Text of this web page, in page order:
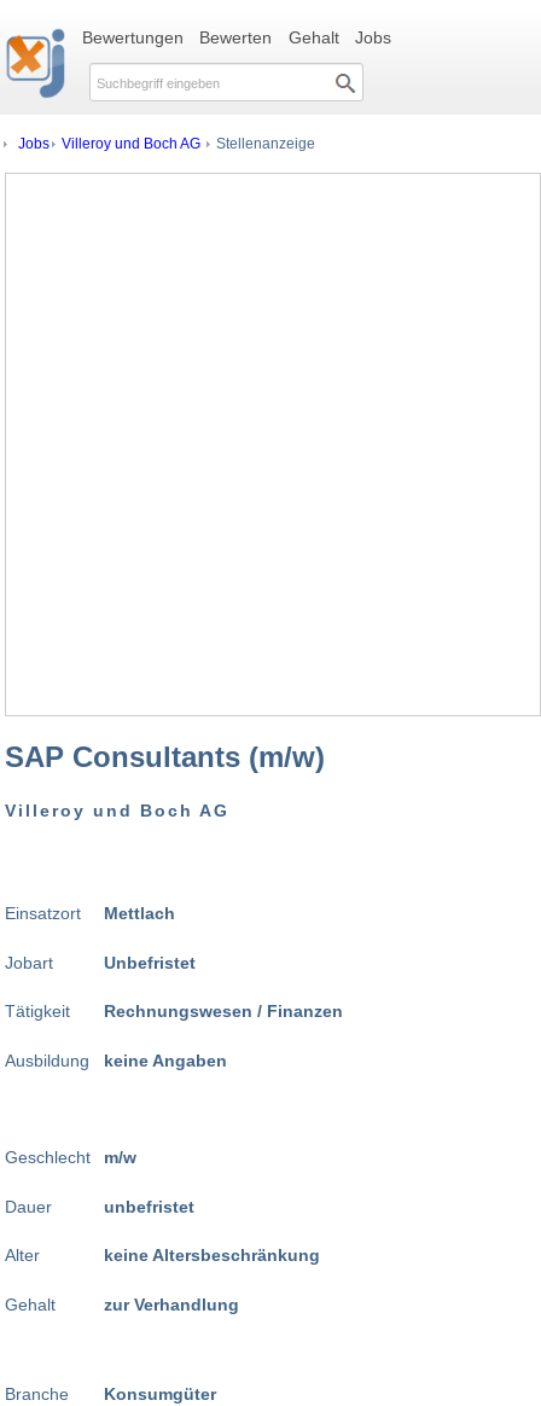
Bewertungen Bewerten Gehalt Jobs
Jobs Villeroy und Boch AG Stellenanzeige
SAP Consultants (m/w)
Villeroy und Boch AG
Einsatzort
Jobart
Tätigkeit
Ausbildung
Geschlecht
Dauer
Alter
Gehalt
Mettlach
Unbefristet
Rechnungswesen / Finanzen
keine Angaben
m/w
unbefristet
keine Altersbeschränkung
zur Verhandlung
Branche Konsumgüter